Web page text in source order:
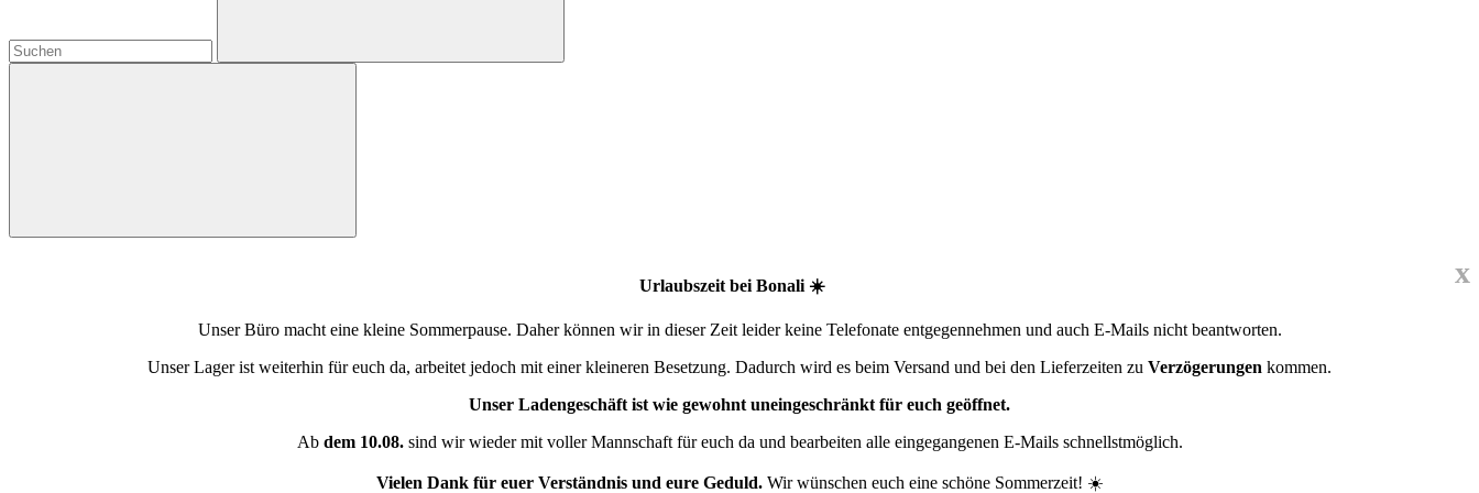
x
Urlaubszeit bei Bonali ☀️
Unser Büro macht eine kleine Sommerpause. Daher können wir in dieser Zeit leider keine Telefonate entgegennehmen und auch E-Mails nicht beantworten.
Unser Lager ist weiterhin für euch da, arbeitet jedoch mit einer kleineren Besetzung. Dadurch wird es beim Versand und bei den Lieferzeiten zu Verzögerungen kommen.
Unser Ladengeschäft ist wie gewohnt uneingeschränkt für euch geöffnet.
Ab dem 10.08.sind wir wieder mit voller Mannschaft für euch da und bearbeiten alle eingegangenen E-Mails schnellstmöglich.
Vielen Dank für euer Verständnis und eure Geduld.Wir wünschen euch eine schöne Sommerzeit! ☀️